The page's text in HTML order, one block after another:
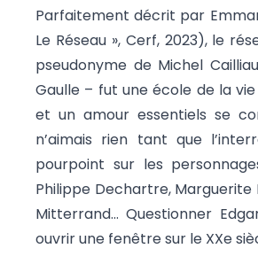
Parfaitement décrit par
Le Réseau », Cerf, 2023), le
pseudonyme de Michel
Gaulle – fut une école de la
et un amour essentiels se
n’aimais rien tant que
pourpoint sur les
Philippe Dechartre, Marguerite
Mitterrand… Questionner
ouvrir une fenêtre sur le XXe